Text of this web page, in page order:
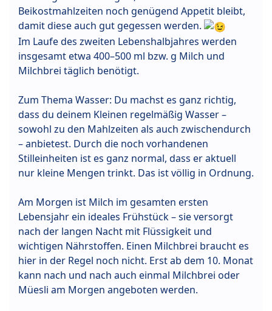
Beikostmahlzeiten noch genügend Appetit bleibt,
damit diese auch gut gegessen werden.
Im Laufe des zweiten Lebenshalbjahres werden
insgesamt etwa 400–500 ml bzw. g Milch und
Milchbrei täglich benötigt.
Zum Thema Wasser: Du machst es ganz richtig,
dass du deinem Kleinen regelmäßig Wasser –
sowohl zu den Mahlzeiten als auch zwischendurch
– anbietest. Durch die noch vorhandenen
Stilleinheiten ist es ganz normal, dass er aktuell
nur kleine Mengen trinkt. Das ist völlig in Ordnung.
Am Morgen ist Milch im gesamten ersten
Lebensjahr ein ideales Frühstück – sie versorgt
nach der langen Nacht mit Flüssigkeit und
wichtigen Nährstoffen. Einen Milchbrei braucht es
hier in der Regel noch nicht. Erst ab dem 10. Monat
kann nach und nach auch einmal Milchbrei oder
Müesli am Morgen angeboten werden.